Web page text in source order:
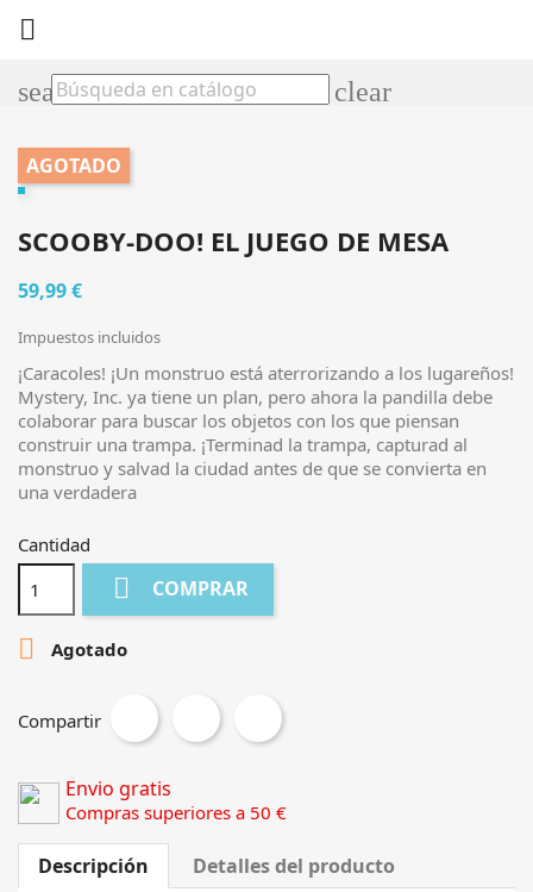

search
clear
AGOTADO
SCOOBY-DOO! EL JUEGO DE MESA
59,99 €
Impuestos incluidos
¡Caracoles! ¡Un monstruo está aterrorizando a los lugareños!
Mystery, Inc. ya tiene un plan, pero ahora la pandilla debe
colaborar para buscar los objetos con los que piensan
construir una trampa. ¡Terminad la trampa, capturad al
monstruo y salvad la ciudad antes de que se convierta en
una verdadera
Cantidad
 COMPRAR
 Agotado
Compartir
Envio gratis
Compras superiores a 50 €
Descripción Detalles del producto